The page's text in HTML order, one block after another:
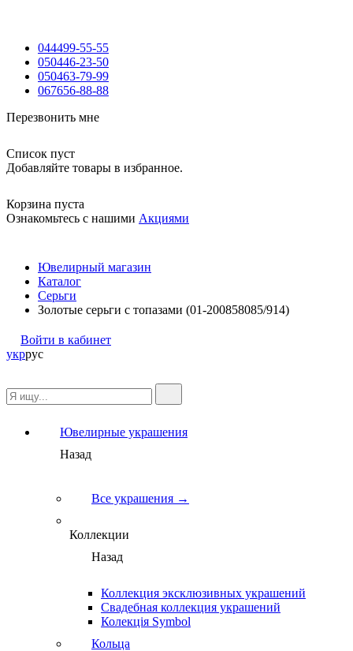
044499-55-55
050446-23-50
050463-79-99
067656-88-88
Перезвонить мне
Список пуст
Добавляйте товары в избранное.
Корзина пуста
Ознакомьтесь с нашими Акциями
Ювелирный магазин
Каталог
Серьги
Золотые серьги с топазами (01-200858085/914)
Войти в кабинет
укррус
Ювелирные украшения
Назад
Все украшения →
Коллекции
Назад
Коллекция эксклюзивных украшений
Свадебная коллекция украшений
Колекція Symbol
Кольца